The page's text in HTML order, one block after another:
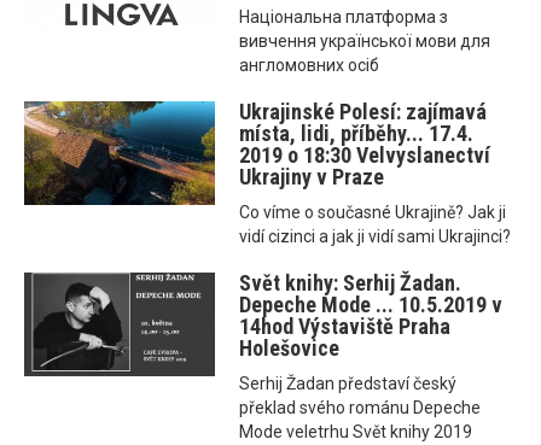
Національна платформа з
вивчення української мови для
англомовних осіб
Ukrajinské Polesí: zajímavá
místa, lidi, příběhy... 17.4.
2019 o 18:30 Velvyslanectví
Ukrajiny v Praze
Co víme o současné Ukrajině? Jak ji
vidí cizinci a jak ji vidí sami Ukrajinci?
Svět knihy: Serhij Žadan.
Depeche Mode ... 10.5.2019 v
14hod Výstaviště Praha
Holešovice
Serhij Žadan představí český
překlad svého románu Depeche
Mode veletrhu Svět knihy 2019